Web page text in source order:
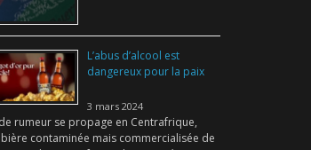
L’abus d’alcool est
dangereux pour la paix
3 mars 2024
rumeur se propage en Centrafrique,
bière contaminée mais commercialisée de